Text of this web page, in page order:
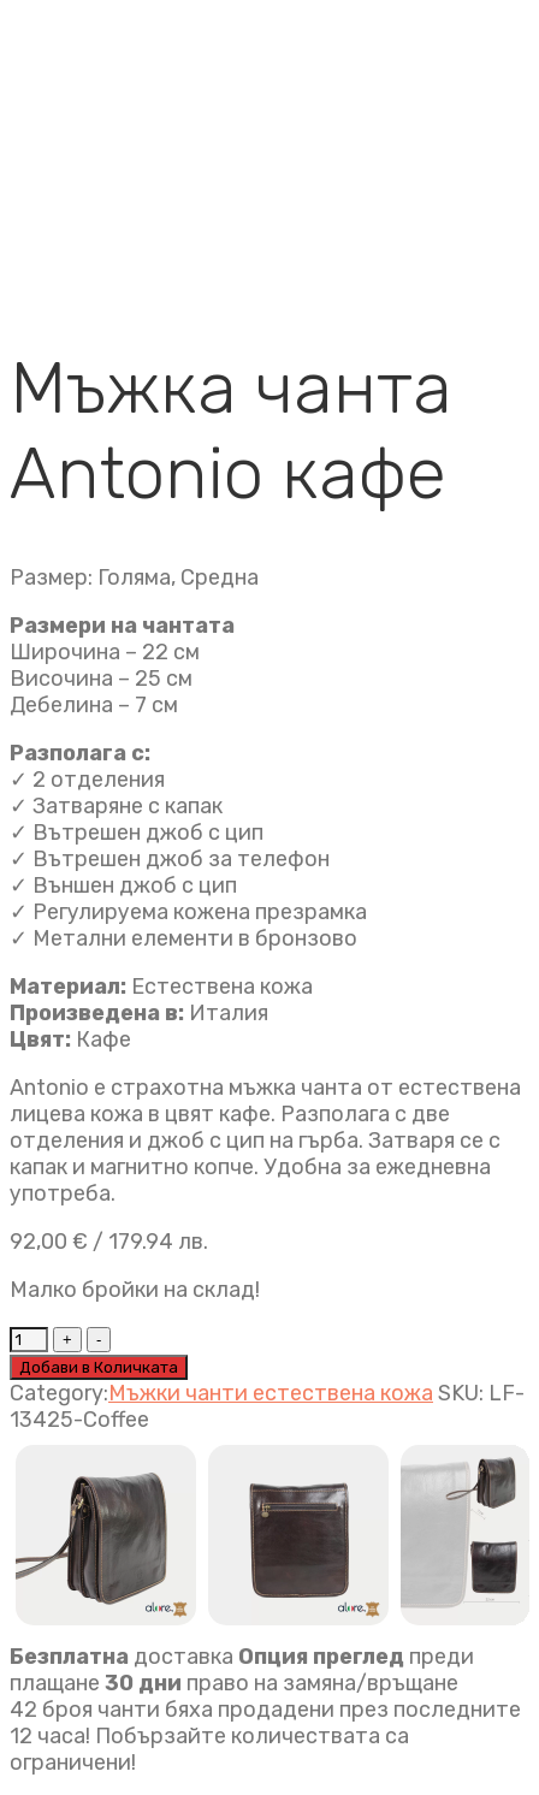
Мъжка чанта
Antonio кафе
Размер: Голяма, Средна
Размери на чантата
Широчина – 22 см
Височина – 25 см
Дебелина – 7 см
Разполага с:
✓ 2 отделения
✓ Затваряне с капак
✓ Вътрешен джоб с цип
✓ Вътрешен джоб за телефон
✓ Външен джоб с цип
✓ Регулируема кожена презрамка
✓ Метални елементи в бронзово
Материал: Естествена кожа
Произведена в: Италия
Цвят: Кафе
Antonio е страхотна мъжка чанта от естествена
лицева кожа в цвят кафе. Разполага с две
отделения и джоб с цип на гърба. Затваря се с
капак и магнитно копче. Удобна за ежедневна
употреба.
92,00 € / 179.94 лв.
Малко бройки на склад!
Мъжка
чанта
Antonio
кафе
Добави в Количката
Category:Мъжки чанти естествена кожа SKU: LF-
13425-Coffee
Безплатна доставка Опция преглед преди
плащане 30 дни право на замяна/връщане
42 броя чанти бяха продадени през последните
12 часа! Побързайте количествата са
ограничени!